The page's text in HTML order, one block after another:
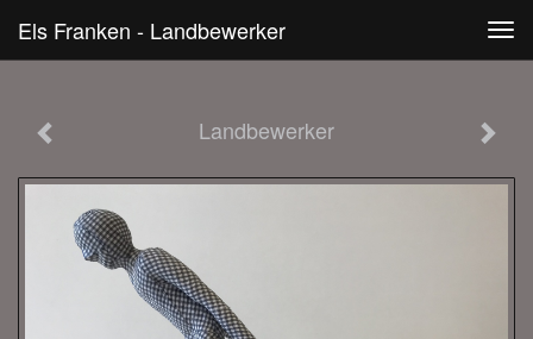
Els Franken - Landbewerker
Landbewerker